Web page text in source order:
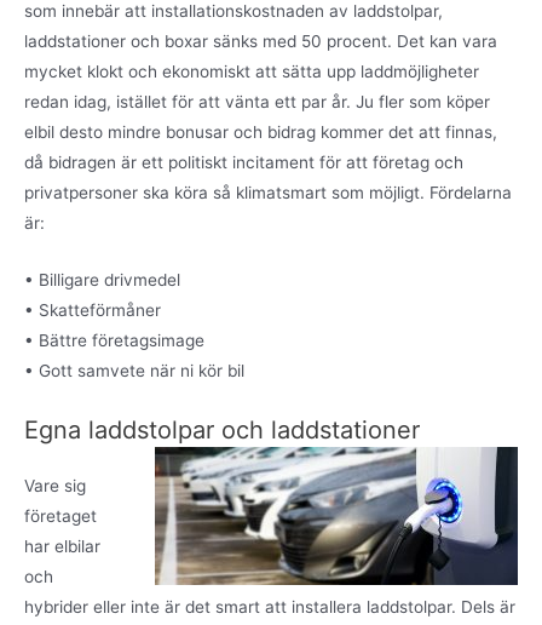
som innebär att installationskostnaden av laddstolpar,
laddstationer och boxar sänks med 50 procent. Det kan vara
mycket klokt och ekonomiskt att sätta upp laddmöjligheter
redan idag, istället för att vänta ett par år. Ju fler som köper
elbil desto mindre bonusar och bidrag kommer det att finnas,
då bidragen är ett politiskt incitament för att företag och
privatpersoner ska köra så klimatsmart som möjligt. Fördelarna
är:
• Billigare drivmedel
• Skatteförmåner
• Bättre företagsimage
• Gott samvete när ni kör bil
Egna laddstolpar och laddstationer
Vare sig
företaget
har elbilar
och
hybrider eller inte är det smart att installera laddstolpar. Dels är